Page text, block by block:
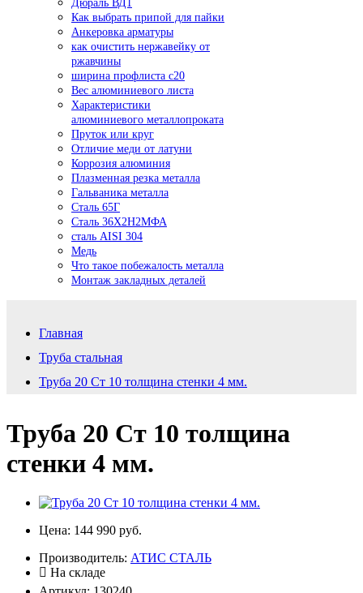
Дюраль ВД1
Как выбрать припой для пайки
Анкеровка арматуры
как очистить нержавейку от
ржавчины
ширина профлиста с20
Вес алюминиевого листа
Характеристики
алюминиевого металлопроката
Пруток или круг
Отличие меди от латуни
Коррозия алюминия
Плазменная резка металла
Гальваника металла
Сталь 65Г
Сталь 36Х2Н2МФА
сталь AISI 304
Медь
Что такое побежалость металла
Монтаж закладных деталей
Главная
Труба стальная
Труба 20 Ст 10 толщина стенки 4 мм.
Труба 20 Ст 10 толщина
стенки 4 мм.
Цена: 144 990 руб.
Производитель: АТИС СТАЛЬ
На складе